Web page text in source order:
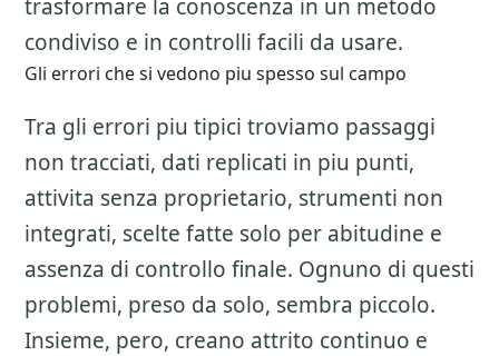
trasformare la conoscenza in un metodo
condiviso e in controlli facili da usare.
Gli errori che si vedono piu spesso sul campo
Tra gli errori piu tipici troviamo passaggi
non tracciati, dati replicati in piu punti,
attivita senza proprietario, strumenti non
integrati, scelte fatte solo per abitudine e
assenza di controllo finale. Ognuno di questi
problemi, preso da solo, sembra piccolo.
Insieme, pero, creano attrito continuo e